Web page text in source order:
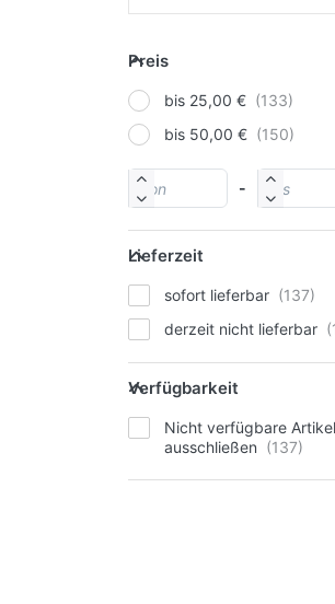
Preis
bis 25,00 €
bis 50,00 €
-
Lieferzeit
sofort lieferbar
derzeit nicht lieferbar
Verfügbarkeit
Nicht verfügbare Artikel
ausschließen